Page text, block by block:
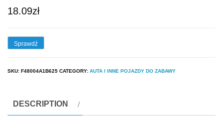
18.09zł
Sprawdź
SKU: F48004A1B625 CATEGORY: AUTA I INNE POJAZDY DO ZABAWY
DESCRIPTION